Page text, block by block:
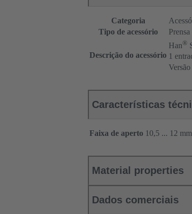
Categoria
Tipo de acessório
Prensa
Descrição do acessório
Han®
1
Características
Faixa de aperto 10,5 ... 12 mm
Material properties
Dados comerciais